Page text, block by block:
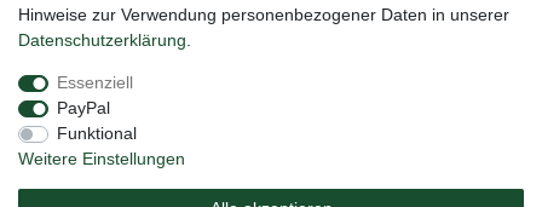
Impressum
Barrierefreiheitserklärung
Hinweise zur Verwendung personenbezogener Daten in unserer
Daten­schutz­erklärung
Essenziell
PayPal
Funktional
Weitere Einstellungen